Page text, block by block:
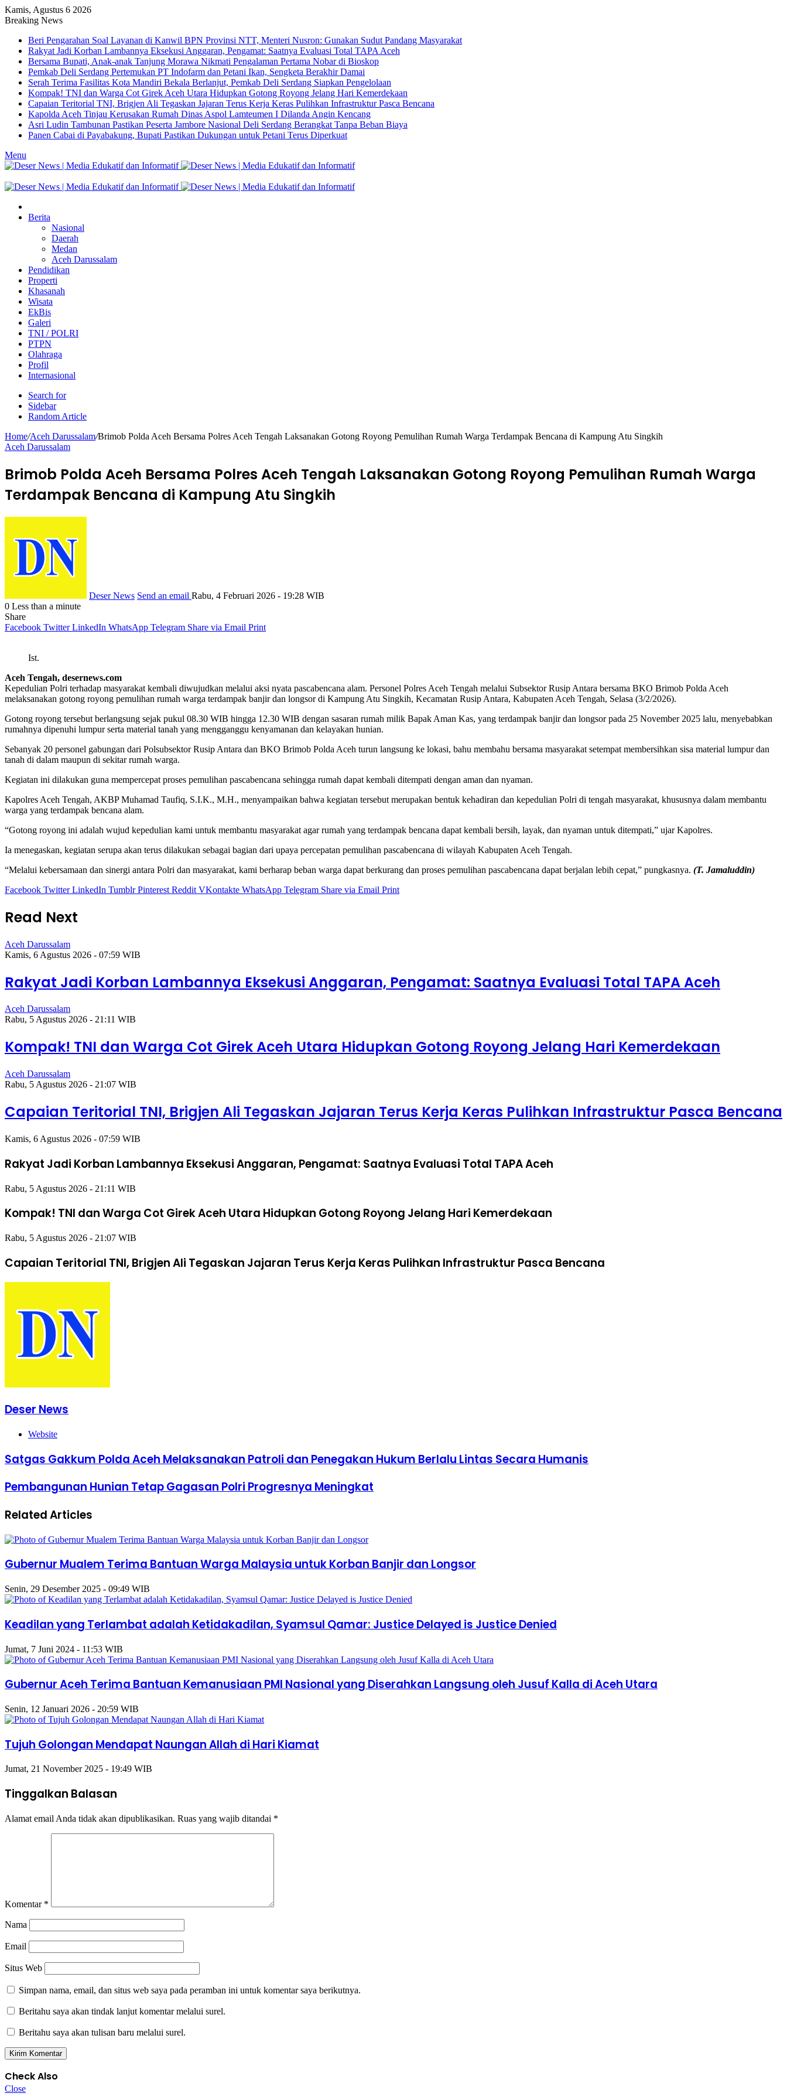
Kamis, Agustus 6 2026
Breaking News
Beri Pengarahan Soal Layanan di Kanwil BPN Provinsi NTT, Menteri Nusron: Gunakan Sudut Pandang Masyarakat
Rakyat Jadi Korban Lambannya Eksekusi Anggaran, Pengamat: Saatnya Evaluasi Total TAPA Aceh
Bersama Bupati, Anak-anak Tanjung Morawa Nikmati Pengalaman Pertama Nobar di Bioskop
Pemkab Deli Serdang Pertemukan PT Indofarm dan Petani Ikan, Sengketa Berakhir Damai
Serah Terima Fasilitas Kota Mandiri Bekala Berlanjut, Pemkab Deli Serdang Siapkan Pengelolaan
Kompak! TNI dan Warga Cot Girek Aceh Utara Hidupkan Gotong Royong Jelang Hari Kemerdekaan
Capaian Teritorial TNI, Brigjen Ali Tegaskan Jajaran Terus Kerja Keras Pulihkan Infrastruktur Pasca Bencana
Kapolda Aceh Tinjau Kerusakan Rumah Dinas Aspol Lamteumen I Dilanda Angin Kencang
Asri Ludin Tambunan Pastikan Peserta Jambore Nasional Deli Serdang Berangkat Tanpa Beban Biaya
Panen Cabai di Payabakung, Bupati Pastikan Dukungan untuk Petani Terus Diperkuat
Menu
Berita
Nasional
Daerah
Medan
Aceh Darussalam
Pendidikan
Properti
Khasanah
Wisata
EkBis
Galeri
TNI / POLRI
PTPN
Olahraga
Profil
Internasional
Search for
Sidebar
Random Article
Home/Aceh Darussalam/Brimob Polda Aceh Bersama Polres Aceh Tengah Laksanakan Gotong Royong Pemulihan Rumah Warga Terdampak Bencana di Kampung Atu Singkih
Aceh Darussalam
Brimob Polda Aceh Bersama Polres Aceh Tengah Laksanakan Gotong Royong Pemulihan Rumah Warga
Terdampak Bencana di Kampung Atu Singkih
Deser News Send an email Rabu, 4 Februari 2026 - 19:28 WIB
0 Less than a minute
Share
Facebook Twitter LinkedIn WhatsApp Telegram Share via Email Print
Ist.
Aceh Tengah, desernews.com
Kepedulian Polri terhadap masyarakat kembali diwujudkan melalui aksi nyata pascabencana alam. Personel Polres Aceh Tengah melalui Subsektor Rusip Antara bersama BKO Brimob Polda Aceh
melaksanakan gotong royong pemulihan rumah warga terdampak banjir dan longsor di Kampung Atu Singkih, Kecamatan Rusip Antara, Kabupaten Aceh Tengah, Selasa (3/2/2026).
Gotong royong tersebut berlangsung sejak pukul 08.30 WIB hingga 12.30 WIB dengan sasaran rumah milik Bapak Aman Kas, yang terdampak banjir dan longsor pada 25 November 2025 lalu, menyebabkan
rumahnya dipenuhi lumpur serta material tanah yang mengganggu kenyamanan dan kelayakan hunian.
Sebanyak 20 personel gabungan dari Polsubsektor Rusip Antara dan BKO Brimob Polda Aceh turun langsung ke lokasi, bahu membahu bersama masyarakat setempat membersihkan sisa material lumpur dan
tanah di dalam maupun di sekitar rumah warga.
Kegiatan ini dilakukan guna mempercepat proses pemulihan pascabencana sehingga rumah dapat kembali ditempati dengan aman dan nyaman.
Kapolres Aceh Tengah, AKBP Muhamad Taufiq, S.I.K., M.H., menyampaikan bahwa kegiatan tersebut merupakan bentuk kehadiran dan kepedulian Polri di tengah masyarakat, khususnya dalam membantu
warga yang terdampak bencana alam.
“Gotong royong ini adalah wujud kepedulian kami untuk membantu masyarakat agar rumah yang terdampak bencana dapat kembali bersih, layak, dan nyaman untuk ditempati,” ujar Kapolres.
Ia menegaskan, kegiatan serupa akan terus dilakukan sebagai bagian dari upaya percepatan pemulihan pascabencana di wilayah Kabupaten Aceh Tengah.
“Melalui kebersamaan dan sinergi antara Polri dan masyarakat, kami berharap beban warga dapat berkurang dan proses pemulihan pascabencana dapat berjalan lebih cepat,” pungkasnya. (T. Jamaluddin)
Facebook Twitter LinkedIn Tumblr Pinterest Reddit VKontakte WhatsApp Telegram Share via Email Print
Read Next
Aceh Darussalam
Kamis, 6 Agustus 2026 - 07:59 WIB
Rakyat Jadi Korban Lambannya Eksekusi Anggaran, Pengamat: Saatnya Evaluasi Total TAPA Aceh
Aceh Darussalam
Rabu, 5 Agustus 2026 - 21:11 WIB
Kompak! TNI dan Warga Cot Girek Aceh Utara Hidupkan Gotong Royong Jelang Hari Kemerdekaan
Aceh Darussalam
Rabu, 5 Agustus 2026 - 21:07 WIB
Capaian Teritorial TNI, Brigjen Ali Tegaskan Jajaran Terus Kerja Keras Pulihkan Infrastruktur Pasca Bencana
Kamis, 6 Agustus 2026 - 07:59 WIB
Rakyat Jadi Korban Lambannya Eksekusi Anggaran, Pengamat: Saatnya Evaluasi Total TAPA Aceh
Rabu, 5 Agustus 2026 - 21:11 WIB
Kompak! TNI dan Warga Cot Girek Aceh Utara Hidupkan Gotong Royong Jelang Hari Kemerdekaan
Rabu, 5 Agustus 2026 - 21:07 WIB
Capaian Teritorial TNI, Brigjen Ali Tegaskan Jajaran Terus Kerja Keras Pulihkan Infrastruktur Pasca Bencana
Deser News
Website
Satgas Gakkum Polda Aceh Melaksanakan Patroli dan Penegakan Hukum Berlalu Lintas Secara Humanis
Pembangunan Hunian Tetap Gagasan Polri Progresnya Meningkat
Related Articles
Gubernur Mualem Terima Bantuan Warga Malaysia untuk Korban Banjir dan Longsor
Senin, 29 Desember 2025 - 09:49 WIB
Keadilan yang Terlambat adalah Ketidakadilan, Syamsul Qamar: Justice Delayed is Justice Denied
Jumat, 7 Juni 2024 - 11:53 WIB
Gubernur Aceh Terima Bantuan Kemanusiaan PMI Nasional yang Diserahkan Langsung oleh Jusuf Kalla di Aceh Utara
Senin, 12 Januari 2026 - 20:59 WIB
Tujuh Golongan Mendapat Naungan Allah di Hari Kiamat
Jumat, 21 November 2025 - 19:49 WIB
Tinggalkan Balasan
Alamat email Anda tidak akan dipublikasikan. Ruas yang wajib ditandai *
Komentar *
Nama
Email
Situs Web
Simpan nama, email, dan situs web saya pada peramban ini untuk komentar saya berikutnya.
Beritahu saya akan tindak lanjut komentar melalui surel.
Beritahu saya akan tulisan baru melalui surel.
Check Also
Close